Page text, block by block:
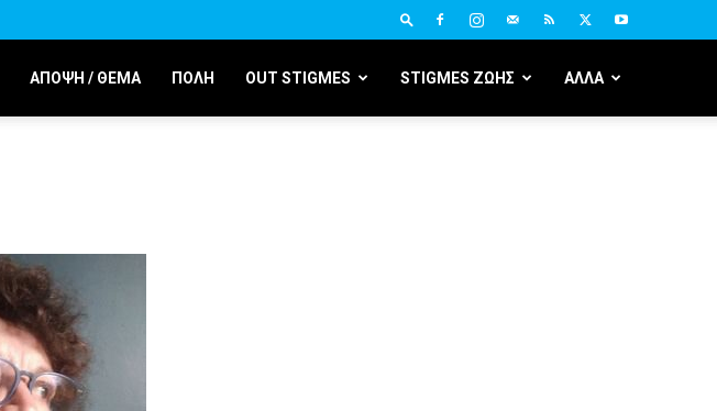
ΑΠΟΨΗ / ΘΕΜΑ ΠΟΛΗ OUT STIGMES STIGMES ΖΩΗΣ ΑΛΛΑ